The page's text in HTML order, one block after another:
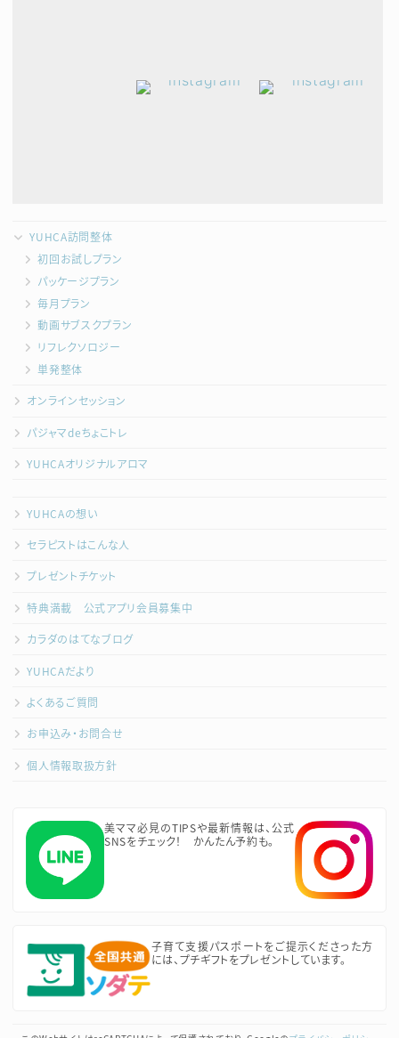
YUHCA訪問整体
初回お試しプラン
パッケージプラン
毎月プラン
動画サブスクプラン
リフレクソロジー
単発整体
オンラインセッション
パジャマdeちょこトレ
YUHCAオリジナルアロマ
YUHCAの想い
セラピストはこんな人
プレゼントチケット
特典満載 公式アプリ会員募集中
カラダのはてなブログ
YUHCAだより
よくあるご質問
お申込み・お問合せ
個人情報取扱方針
美ママ必見のTIPSや最新情報は、公式
SNSをチェック！ かんたん予約も。
子育て支援パスポートをご提示くださった方
には、プチギフトをプレゼントしています。